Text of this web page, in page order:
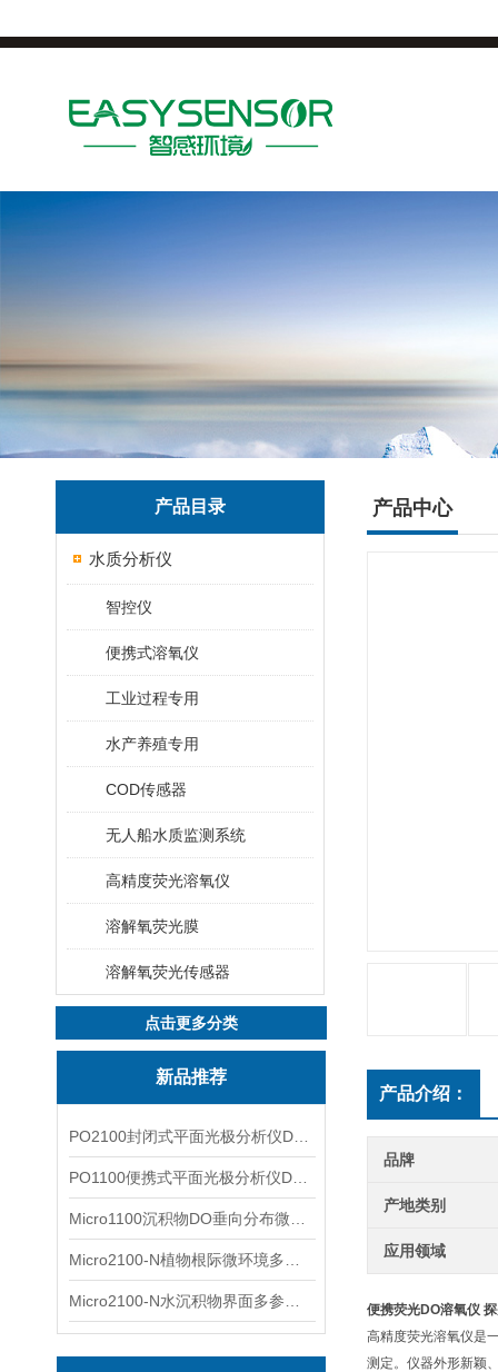
产品目录
水质分析仪
智控仪
便携式溶氧仪
工业过程专用
水产养殖专用
COD传感器
无人船水质监测系统
高精度荧光溶氧仪
溶解氧荧光膜
溶解氧荧光传感器
点击更多分类
新品推荐
产品中心
产品介绍：
品牌
产地类别
应用领域
便携荧光DO溶氧仪
高精度荧光溶氧仪是
测定。仪器外形新颖